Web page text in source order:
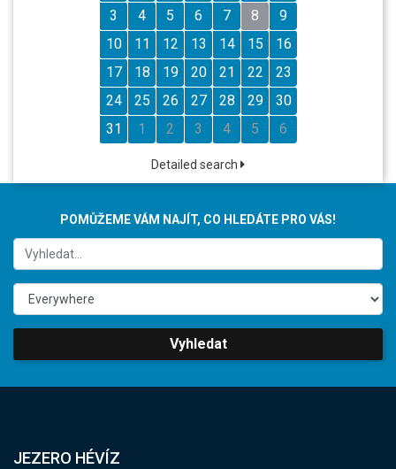
3
4 5 6 7 8
9
10
11 12 13 14 15
16
17
18 19 20 21 22
23
24
25 26 27 28 29
30
31
1 2 3 4 5 6
Detailed search
POMŮŽEME VÁM NAJÍT, CO HLEDÁTE PRO VÁS!
Vyhledat
JEZERO HÉVÍZ